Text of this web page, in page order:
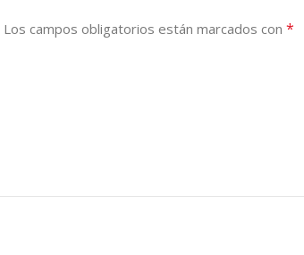
Los campos obligatorios están marcados con *